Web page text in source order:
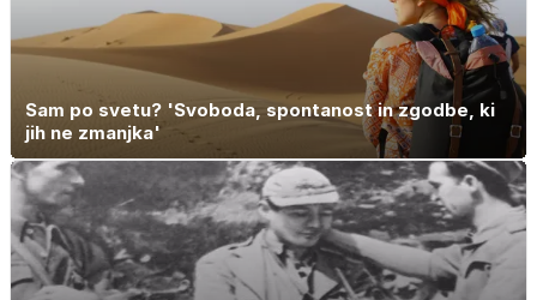
Sam po svetu? 'Svoboda, spontanost in zgodbe, ki
jih ne zmanjka'